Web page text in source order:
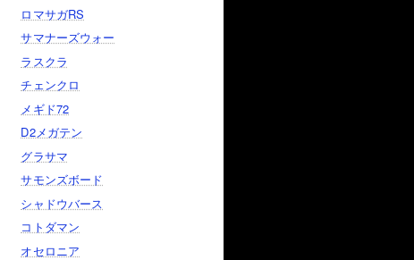
ロマサガRS
サマナーズウォー
ラスクラ
チェンクロ
メギド72
D2メガテン
グラサマ
サモンズボード
シャドウバース
コトダマン
オセロニア